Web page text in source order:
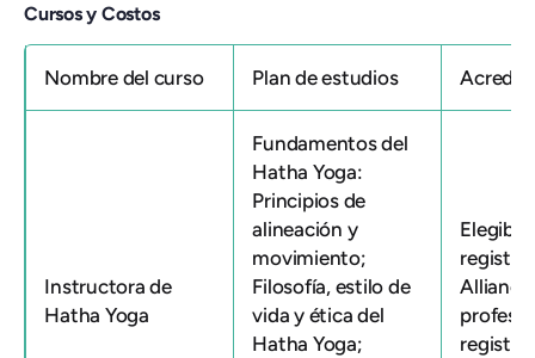
Cursos y Costos
Nombre del curso Plan de estudios
Instructora de
Hatha Yoga
Fundamentos del
Hatha Yoga:
Principios de
alineación y
movimiento;
Filosofía, estilo de
vida y ética del
Hatha Yoga;
Elegible